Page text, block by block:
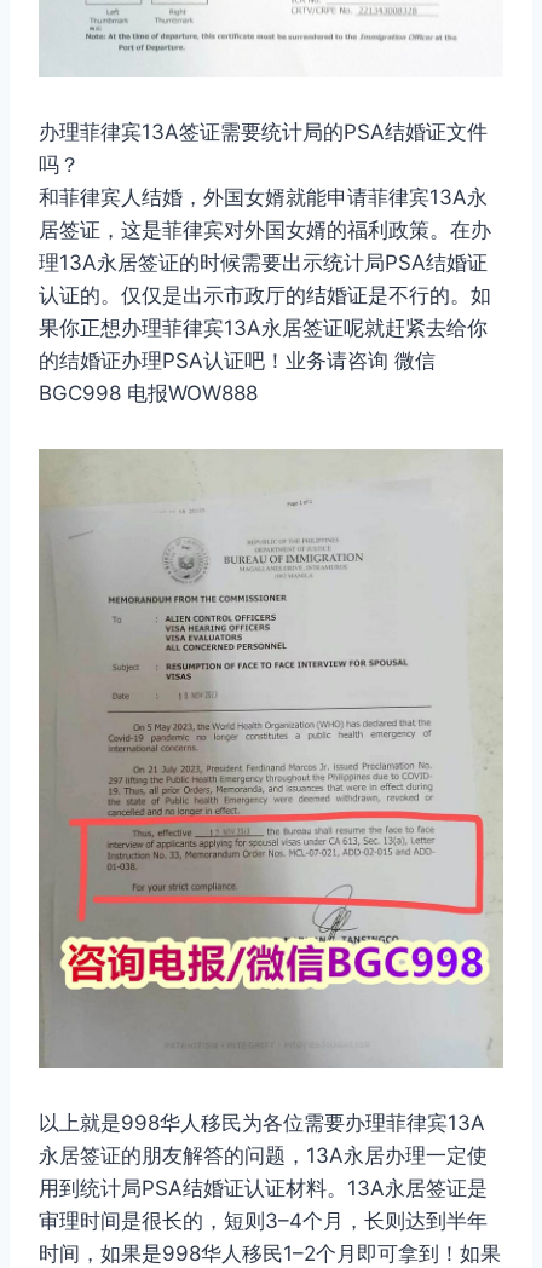
办理菲律宾13A签证需要统计局的PSA结婚证文件
吗？
和菲律宾人结婚，外国女婿就能申请菲律宾13A永
居签证，这是菲律宾对外国女婿的福利政策。在办
理13A永居签证的时候需要出示统计局PSA结婚证
认证的。仅仅是出示市政厅的结婚证是不行的。如
果你正想办理菲律宾13A永居签证呢就赶紧去给你
的结婚证办理PSA认证吧！业务请咨询 微信
BGC998 电报WOW888
以上就是998华人移民为各位需要办理菲律宾13A
永居签证的朋友解答的问题，13A永居办理一定使
用到统计局PSA结婚证认证材料。13A永居签证是
审理时间是很长的，短则3–4个月，长则达到半年
时间，如果是998华人移民1–2个月即可拿到！如果